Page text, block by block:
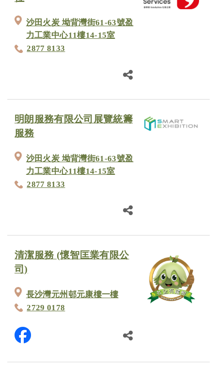
沙田火炭 坳背灣街61-63號盈
力工業中心11樓14-15室
2877 8133
明朗服務有限公司展覽統籌
服務
沙田火炭 坳背灣街61-63號盈
力工業中心11樓14-15室
2877 8133
清潔服務 (懷智匡業有限公
司)
長沙灣元州邨元康樓一樓
2729 0178